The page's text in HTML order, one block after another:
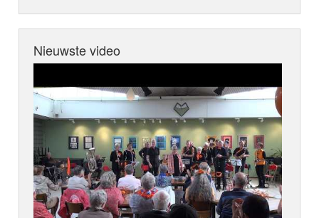
Nieuwste video